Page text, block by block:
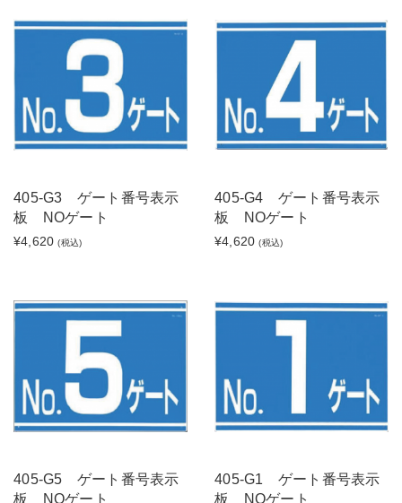
405-G3 ゲート番号表示
板 NOゲート
¥4,620 (税込)
405-G4 ゲート番号表示
板 NOゲート
¥4,620 (税込)
405-G5 ゲート番号表示
板 NOゲート
405-G1 ゲート番号表示
板 NOゲート